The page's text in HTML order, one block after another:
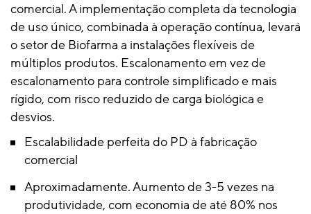
comercial. A implementação completa da tecnologia
de uso único, combinada à operação contínua, levará
o setor de Biofarma a instalações flexíveis de
múltiplos produtos. Escalonamento em vez de
escalonamento para controle simplificado e mais
rígido, com risco reduzido de carga biológica e
desvios.
Escalabilidade perfeita do PD à fabricação
comercial
Aproximadamente. Aumento de 3-5 vezes na
produtividade, com economia de até 80% nos